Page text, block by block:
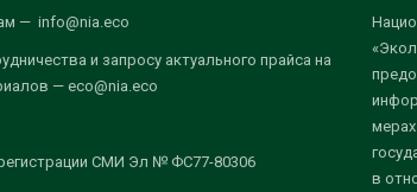
— info@nia.eco
и запросу актуального прайса на
— eco@nia.eco
СМИ Эл № ФС77-80306
в